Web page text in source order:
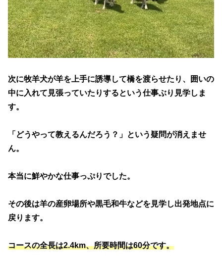
次に牧羊犬が羊を上手に誘導して橋を渡らせたり、囲いの
中に入れて見張っていたりするという仕事ぶり見学しま
す。
「どうやって教えるんだろう？」という疑問が消えませ
ん。
本当に鮮やかな仕事っぷりでした。
その後は羊の産卵場所や黒毛和牛などを見学し出発地点に
戻ります。
コースの全長は2.4km、所要時間は60分です。